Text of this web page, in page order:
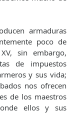
armaduras
poco de
sin embargo,
de impuestos
y sus vida;
nos ofrecen
de los maestros
ellos y sus